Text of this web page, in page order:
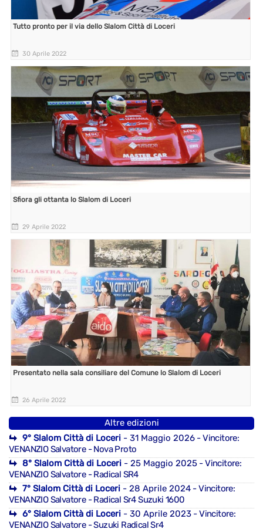
Tutto pronto per il via dello Slalom Città di Loceri
30 Aprile 2022
Sfiora gli ottanta lo Slalom di Loceri
29 Aprile 2022
Presentato nella sala consiliare del Comune lo Slalom di Loceri
26 Aprile 2022
Altre edizioni
9° Slalom Città di Loceri - 31 Maggio 2026 - Vincitore:
VENANZIO Salvatore - Nova Proto
8° Slalom Città di Loceri - 25 Maggio 2025 - Vincitore:
VENANZIO Salvatore - Radical SR4
7° Slalom Città di Loceri - 28 Aprile 2024 - Vincitore:
VENANZIO Salvatore - Radical Sr4 Suzuki 1600
6° Slalom Città di Loceri - 30 Aprile 2023 - Vincitore:
VENANZIO Salvatore - Suzuki Radical Sr4